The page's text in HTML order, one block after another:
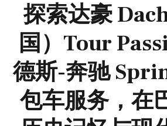
探索达豪
国）Tour
德斯-奔驰
包车服务，在